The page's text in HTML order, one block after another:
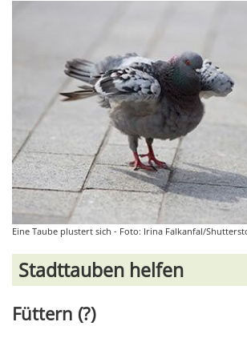
Eine Taube plustert sich - Foto: Irina Falkanfal/
Stadttauben helfen
Füttern (?)